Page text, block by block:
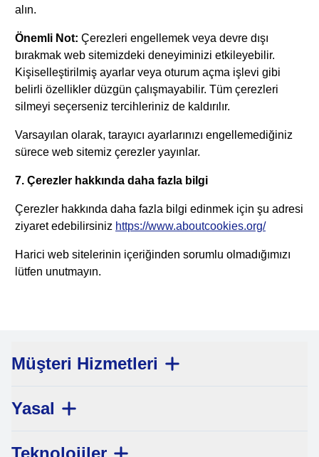
alın.
Önemli Not: Çerezleri engellemek veya devre dışı
bırakmak web sitemizdeki deneyiminizi etkileyebilir.
Kişiselleştirilmiş ayarlar veya oturum açma işlevi gibi
belirli özellikler düzgün çalışmayabilir. Tüm çerezleri
silmeyi seçerseniz tercihleriniz de kaldırılır.
Varsayılan olarak, tarayıcı ayarlarınızı engellemediğiniz
sürece web sitemiz çerezler yayınlar.
7. Çerezler hakkında daha fazla bilgi
Çerezler hakkında daha fazla bilgi edinmek için şu adresi
ziyaret edebilirsiniz https://www.aboutcookies.org/
Harici web sitelerinin içeriğinden sorumlu olmadığımızı
lütfen unutmayın.
Müşteri Hizmetleri
Yasal
Teknolojiler